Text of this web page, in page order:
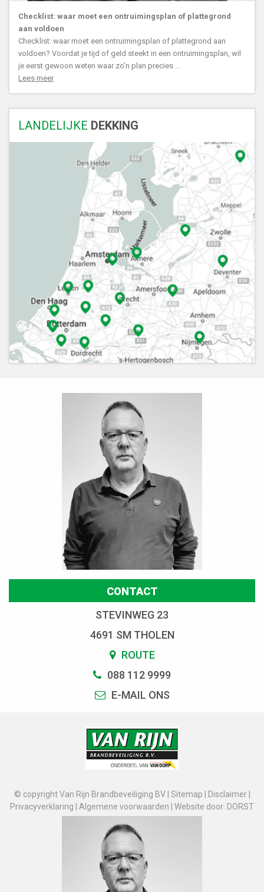
Checklist: waar moet een ontruimingsplan of plattegrond
aan voldoen
Checklist: waar moet een ontruimingsplan of plattegrond aan
voldoen? Voordat je tijd of geld steekt in een ontruimingsplan, wil
je eerst gewoon weten waar zo’n plan precies ...
Lees meer
LANDELIJKE DEKKING
CONTACT
STEVINWEG 23
4691 SM THOLEN
ROUTE
088 112 9999
E-MAIL ONS
© copyright Van Rijn Brandbeveiliging BV | Sitemap Disclaimer|
Privacyverklaring
Algemene voorwaarden Website door: DORST